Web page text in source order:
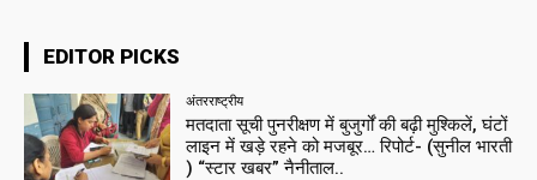
EDITOR PICKS
अंतरराष्ट्रीय
मतदाता सूची पुनरीक्षण में बुजुर्गों की बढ़ी मुश्किलें, घंटों
लाइन में खड़े रहने को मजबूर… रिपोर्ट- (सुनील भारती
) “स्टार खबर” नैनीताल..